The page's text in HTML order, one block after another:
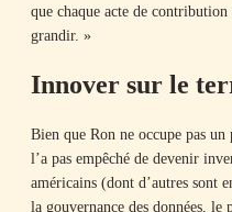
que chaque acte de
grandir. »
Innover sur le
Bien que Ron ne occupe pas
l’a pas empêché de devenir
américains (dont d’autres sont
la gouvernance des données, le